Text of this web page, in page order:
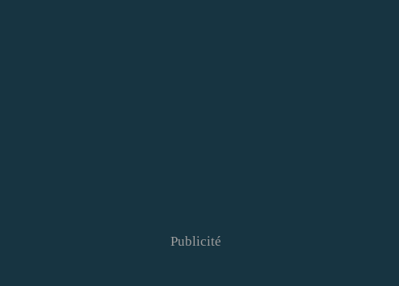
Publicité